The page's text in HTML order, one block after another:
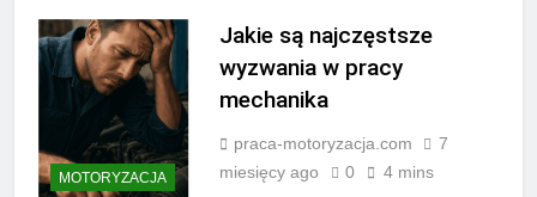
MOTORYZACJA
Jakie są najczęstsze
wyzwania w pracy
mechanika
praca-motoryzacja.com
7
miesięcy ago
0 4 mins